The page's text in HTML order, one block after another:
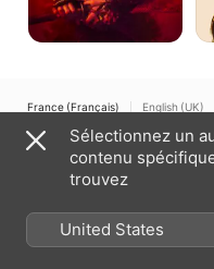
France (Français) English (UK)
Copyright © 2026
Tous
Politique en matière de cookies
Sélectionnez un
contenu
trouvez
United States